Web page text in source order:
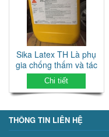
Sika Latex TH Là phụ
gia chống thấm và tác
nhân kết nối.
Chi tiết
THÔNG TIN LIÊN HỆ